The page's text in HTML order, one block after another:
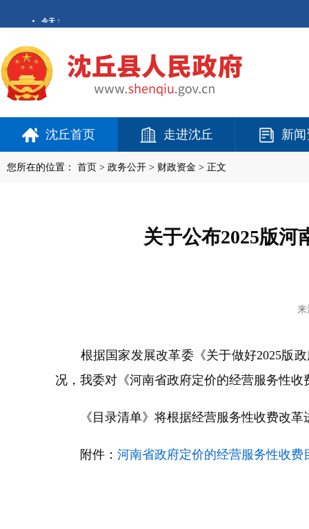
沈丘首页 走进沈丘 新
您所在的位置： 首页 > 政务公开 > 财政资金 > 正文
关于公布2025版
根据国家发展改革委《关于做好2025版政
况，我委对《河南省政府定价的经营服务性
《目录清单》将根据经营服务性收费改革
附件： 河南省政府定价的经营服务性收费